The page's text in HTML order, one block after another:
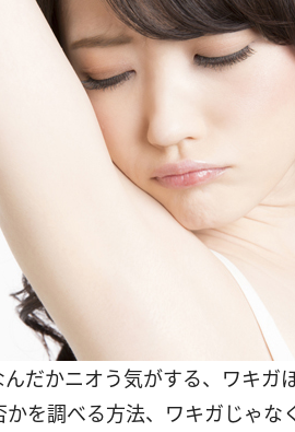
だかニオう気がする、ワキガ
を調べる方法、ワキガじゃな